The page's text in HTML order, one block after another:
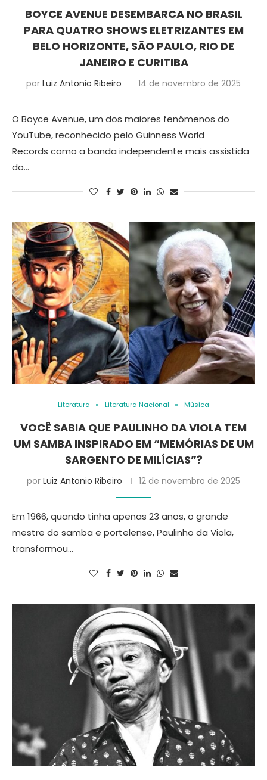
BOYCE AVENUE DESEMBARCA NO BRASIL
PARA QUATRO SHOWS ELETRIZANTES EM
BELO HORIZONTE, SÃO PAULO, RIO DE
JANEIRO E CURITIBA
por Luiz Antonio Ribeiro 14 de novembro de 2025
O Boyce Avenue, um dos maiores fenômenos do
YouTube, reconhecido pelo Guinness World
Records como a banda independente mais assistida
do…
Literatura Literatura Nacional Música
VOCÊ SABIA QUE PAULINHO DA VIOLA TEM
UM SAMBA INSPIRADO EM “MEMÓRIAS DE UM
SARGENTO DE MILÍCIAS”?
por Luiz Antonio Ribeiro 12 de novembro de 2025
Em 1966, quando tinha apenas 23 anos, o grande
mestre do samba e portelense, Paulinho da Viola,
transformou…